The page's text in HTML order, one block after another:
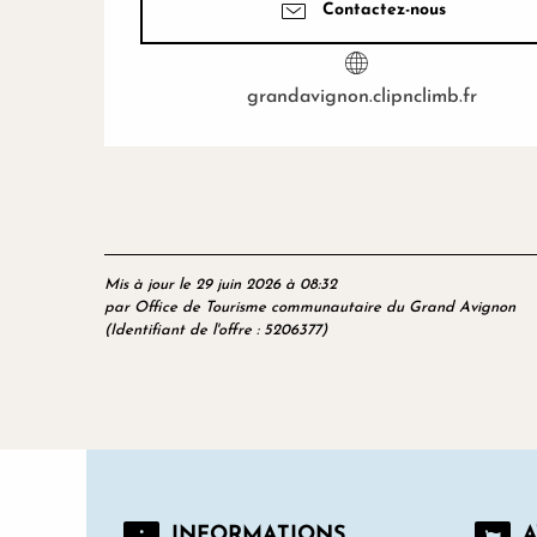
Contactez-nous
grandavignon.clipnclimb.fr
Mis à jour le 29 juin 2026 à 08:32
par Office de Tourisme communautaire du Grand Avignon
(Identifiant de l'offre : 5206377)